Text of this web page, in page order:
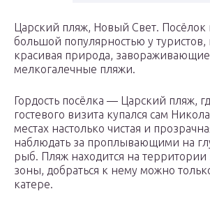
Царский пляж, Новый Свет. Посёлок
большой популярностью у
красивая природа,
мелкогалечные пляжи.
Гордость посёлка — Царский пляж,
гостевого визита купался сам
местах настолько чистая и
наблюдать за проплывающими на
рыб. Пляж находится на территории
зоны, добраться к нему можно
катере.